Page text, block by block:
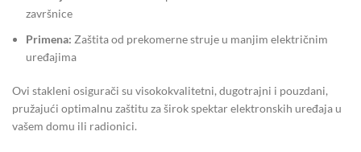
završnice
Primena: Zaštita od prekomerne struje u manjim električnim
uređajima
Ovi stakleni osigurači su visokokvalitetni, dugotrajni i pouzdani,
pružajući optimalnu zaštitu za širok spektar elektronskih uređaja u
vašem domu ili radionici.